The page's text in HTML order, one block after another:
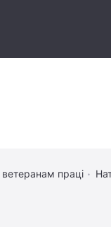
ветеранам праці